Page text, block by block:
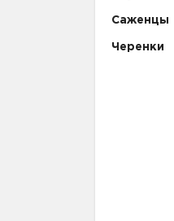
Саженцы
Черенки